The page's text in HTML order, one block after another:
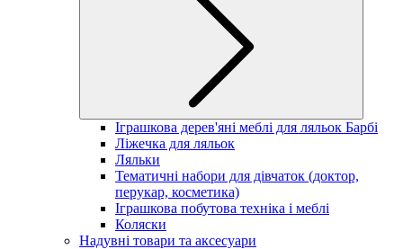
Іграшкова дерев'яні меблі для ляльок Барбі
Ліжечка для ляльок
Ляльки
Тематичні набори для дівчаток (доктор,
перукар, косметика)
Іграшкова побутова техніка і меблі
Коляски
Надувні товари та аксесуари